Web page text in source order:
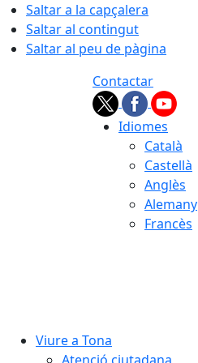
Saltar a la capçalera
Saltar al contingut
Saltar al peu de pàgina
Contactar
Idiomes
Català
Castellà
Anglès
Alemany
Francès
Viure a Tona